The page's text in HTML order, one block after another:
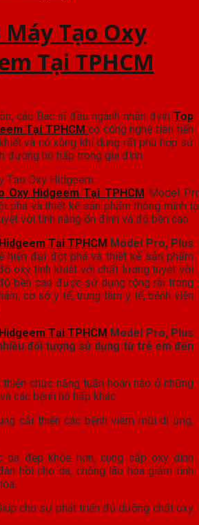
Máy Tạo Oxy
Tại TPHCM
các Bác sĩ đầu ngành nhận định Top
Tại TPHCMcó công nghệ tiên tiến
và có xông khí dung rất phù hợp sử
đường hô hấp trong gia đình.
Oxy Hidgeem Tại TPHCM Model
phá và thiết kế sản phẩm thông minh
vời tính năng ổn định và độ bền cao
Tại TPHCM Model Pro, Plus
hiện đại đột phá và thiết kế sản phẩm
oxy tinh khiết với chất lượng tuyệt vời
bền cao được sử dụng rộng rãi trong
cơ sở y tế, trung tâm y tế, bệnh viện
Tại TPHCM Model Pro, Plus
đối tượng sử dụng từ trẻ em đến
chức năng tuần hoàn não ở những
các bệnh hô hấp khác.
cải thiện các bệnh viêm mũi dị ứng,
đẹp khỏe hơn, cung cấp oxy dinh
hồi cho da, chống lão hóa giảm tình
cho sự phát triển đủ dưỡng chất oxy